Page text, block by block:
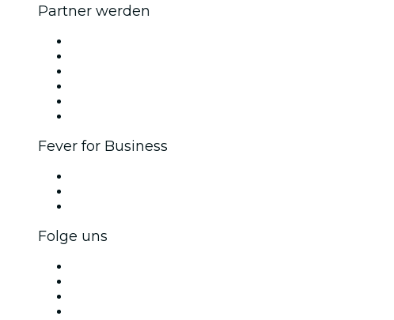
Partner werden
Fever for Business
Folge uns